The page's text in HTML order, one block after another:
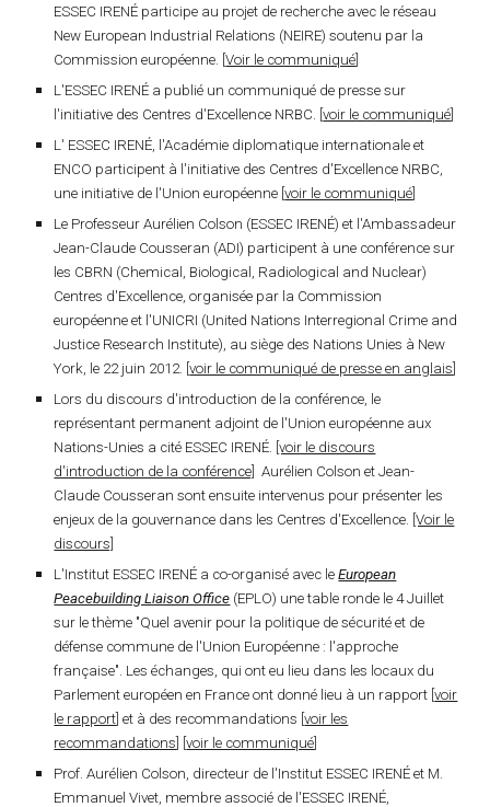
ESSEC IRENÉ participe au projet de recherche avec le réseau
New European Industrial Relations (NEIRE) soutenu par la
Commission européenne. [Voir le communiqué
L'ESSEC IRENÉ a publié un communiqué de presse sur
l'initiative des Centres d'Excellence NRBC. [voir le communiqué
L' ESSEC IRENÉ, l'Académie diplomatique internationale et
ENCO participent à l'initiative des Centres d'Excellence NRBC,
une initiative de l'Union européenne [voir le communiqué
Le Professeur Aurélien Colson (ESSEC IRENÉ) et l'Ambassadeur
Jean-Claude Cousseran (ADI) participent à une conférence sur
les CBRN (Chemical, Biological, Radiological and Nuclear)
Centres d'Excellence, organisée par la Commission
européenne et l'UNICRI (United Nations Interregional Crime and
Justice Research Institute), au siège des Nations Unies à New
York, le 22 juin 2012. [voir le communiqué de presse en anglais
Lors du discours d'introduction de la conférence, le
représentant permanent adjoint de l'Union européenne aux
Nations-Unies a cité ESSEC IRENÉ. [voir le discours
d'introduction de la conférence] Aurélien Colson et Jean-
Claude Cousseran sont ensuite intervenus pour présenter les
enjeux de la gouvernance dans les Centres d'Excellence. [Voir le
discours]
L'Institut ESSEC IRENÉ a co-organisé avec leEuropean
Peacebuilding Liaison Office (EPLO) unetable ronde le 4 Juillet
sur le thème "Quel avenir pour la politique de sécurité et de
défense commune de l'Union Européenne : l'approche
française". Les échanges, qui ont eu lieu dans les locaux du
Parlement européen en France ont donné lieu à un rapport [voir
le rapport ] et à des recommandations [voir les
recommandations ] [voir le communiqué
Prof. Aurélien Colson, directeur de l'Institut ESSEC IRENÉ et M.
Emmanuel Vivet, membre associé de l'ESSEC IRENÉ,